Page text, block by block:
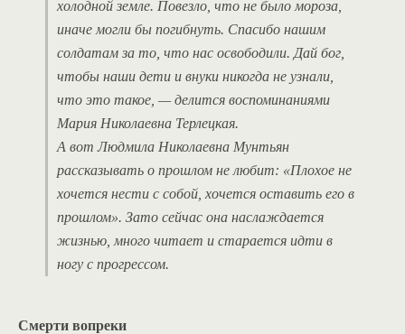
холодной земле. Повезло, что не было мороза,
иначе могли бы погибнуть. Спасибо нашим
солдатам за то, что нас освободили. Дай бог,
чтобы наши дети и внуки никогда не узнали,
что это такое, — делится воспоминаниями
Мария Николаевна Терлецкая.
А вот Людмила Николаевна Мунтьян
рассказывать о прошлом не любит: «Плохое не
хочется нести с собой, хочется оставить его в
прошлом». Зато сейчас она наслаждается
жизнью, много читает и старается идти в
ногу с прогрессом.
Смерти вопреки